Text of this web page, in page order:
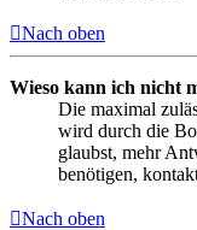
Nach oben
Wieso kann ich nicht
Die maximal
wird durch die
glaubst, mehr
benötigen,
Nach oben